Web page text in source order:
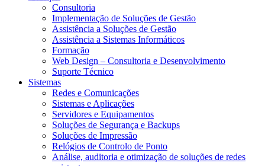
Consultoria
Implementação de Soluções de Gestão
Assistência a Soluções de Gestão
Assistência a Sistemas Informáticos
Formação
Web Design – Consultoria e Desenvolvimento
Suporte Técnico
Sistemas
Redes e Comunicações
Sistemas e Aplicações
Servidores e Equipamentos
Soluções de Segurança e Backups
Soluções de Impressão
Relógios de Controlo de Ponto
Análise, auditoria e otimização de soluções de redes